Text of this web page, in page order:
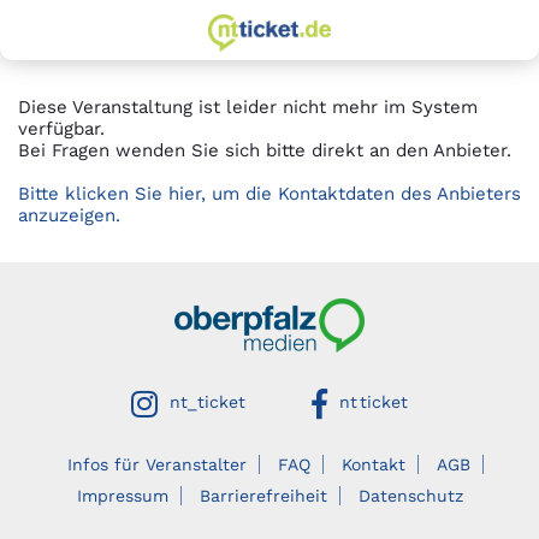
zur Startseite
zum
zur
Diese Veranstaltung ist leider nicht mehr im System
verfügbar.
Bei Fragen wenden Sie sich bitte direkt an den Anbieter.
Bitte klicken Sie hier, um die Kontaktdaten des Anbieters
anzuzeigen.
Oberpfalzmedien
nt_ticketauf instagramnt ticketauf facebook
Infos für Veranstalter FAQ Kontakt
AGB
Impressum
Barrierefreiheit Datenschutz